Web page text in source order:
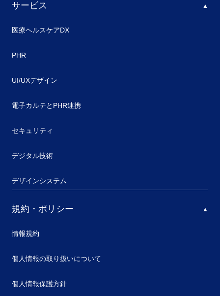
サービス
医療ヘルスケアDX
PHR
UI/UXデザイン
電子カルテとPHR連携
セキュリティ
デジタル技術
デザインシステム
規約・ポリシー
情報規約
個人情報の取り扱いについて
個人情報保護方針